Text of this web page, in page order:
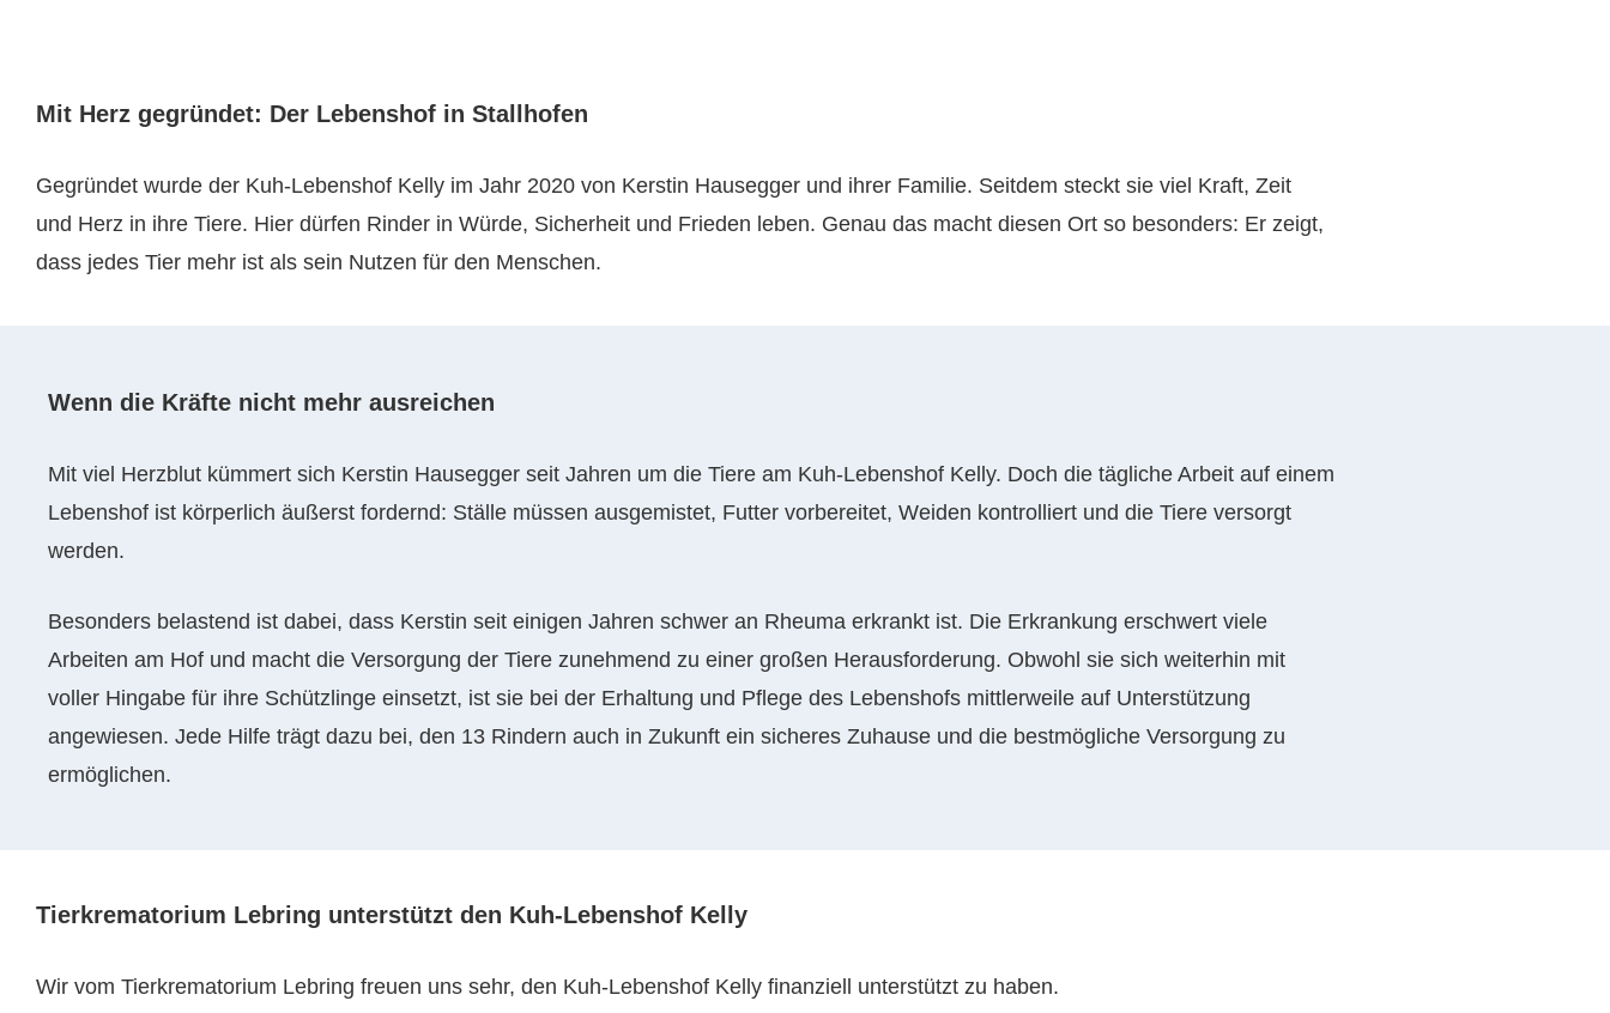
Mit Herz gegründet: Der Lebenshof in Stallhofen
Gegründet wurde der Kuh-Lebenshof Kelly im Jahr 2020 von Kerstin Hausegger und ihrer Familie. Seitdem steckt sie viel Kraft, Zeit
und Herz in ihre Tiere. Hier dürfen Rinder in Würde, Sicherheit und Frieden leben. Genau das macht diesen Ort so besonders: Er zeigt,
dass jedes Tier mehr ist als sein Nutzen für den Menschen.
Wenn die Kräfte nicht mehr ausreichen
Mit viel Herzblut kümmert sich Kerstin Hausegger seit Jahren um die Tiere am Kuh-Lebenshof Kelly. Doch die tägliche Arbeit auf einem
Lebenshof ist körperlich äußerst fordernd: Ställe müssen ausgemistet, Futter vorbereitet, Weiden kontrolliert und die Tiere versorgt
werden.
Besonders belastend ist dabei, dass Kerstin seit einigen Jahren schwer an Rheuma erkrankt ist. Die Erkrankung erschwert viele
Arbeiten am Hof und macht die Versorgung der Tiere zunehmend zu einer großen Herausforderung. Obwohl sie sich weiterhin mit
voller Hingabe für ihre Schützlinge einsetzt, ist sie bei der Erhaltung und Pflege des Lebenshofs mittlerweile auf Unterstützung
angewiesen. Jede Hilfe trägt dazu bei, den 13 Rindern auch in Zukunft ein sicheres Zuhause und die bestmögliche Versorgung zu
ermöglichen.
Tierkrematorium Lebring unterstützt den Kuh-Lebenshof Kelly
Wir vom Tierkrematorium Lebring freuen uns sehr, den Kuh-Lebenshof Kelly finanziell unterstützt zu haben.